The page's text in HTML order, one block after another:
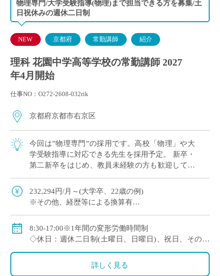
物理専門/大学受験指導(物理)まで担当できる方を募集/土
日祝休みの週休二日制
NEW 京都府 常勤講師 紹介
理科 花園中学高等学校の常勤講師 2027
年4月開始
仕事NO：O272-2608-032rik
京都府京都市右京区
今回は”物理専門”の採用です。高校「物理」や大
学受験指導に対応できる先生を採用予定。 新卒・
第二新卒をはじめ、教員未経験の方も歓迎してい
にも適した環境 […]
232,294円/月～(大学卒、22歳の例)
※その他、経歴等による換算有
◇賞与：有
◇保険：私学共済、雇用保険、労災保険
8:30-17:00※1年間の変形労働時間制
◇休日：週休二日制(土曜日、日曜日)、祝日、その他
詳しく見る